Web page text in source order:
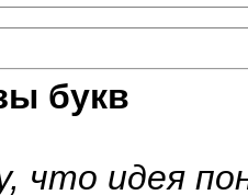
букв
что идея